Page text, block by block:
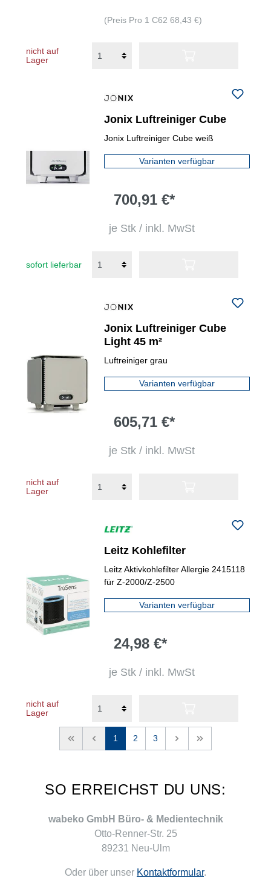
(Preis Pro 1 C62 68,43 €)
nicht auf
Lager
Jonix Luftreiniger Cube
Jonix Luftreiniger Cube weiß
Varianten verfügbar
700,91 €*
je Stk / inkl. MwSt
sofort lieferbar
Jonix Luftreiniger Cube
Light 45 m²
Luftreiniger grau
Varianten verfügbar
605,71 €*
je Stk / inkl. MwSt
nicht auf
Lager
Leitz Kohlefilter
Leitz Aktivkohlefilter Allergie 2415118
für Z-2000/Z-2500
Varianten verfügbar
24,98 €*
je Stk / inkl. MwSt
nicht auf
Lager
<< < 1 2 3 > >>
SO ERREICHST DU UNS:
wabeko GmbH Büro- & Medientechnik
Otto-Renner-Str. 25
89231 Neu-Ulm
Oder über unser Kontaktformular.